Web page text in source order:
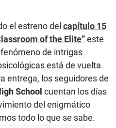
el estreno del capítulo 15
of the Elite”este
de intrigas
está de vuelta.
entrega, los seguidores de
School cuentan los días
del enigmático
todo lo que se sabe.